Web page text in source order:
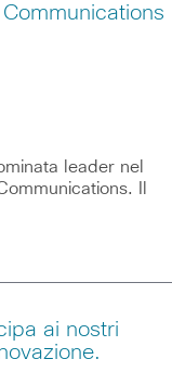
leader nel
Il
ai nostri